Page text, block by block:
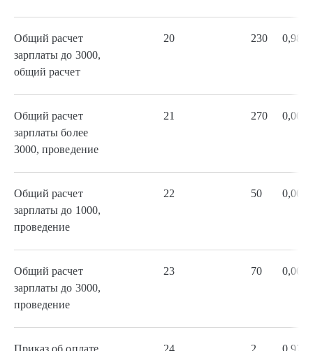
Общий расчет
зарплаты до 3000,
общий расчет
20 230 0,98
Общий расчет
зарплаты более
3000, проведение
21 270 0,00
Общий расчет
зарплаты до 1000,
проведение
22 50 0,00
Общий расчет
зарплаты до 3000,
проведение
23 70 0,00